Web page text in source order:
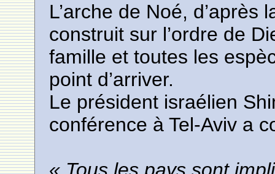
L’arche de Noé,
construit sur l’ordre de
famille et toutes les
point d’arriver.
Le président israélien
conférence à Tel-Aviv a